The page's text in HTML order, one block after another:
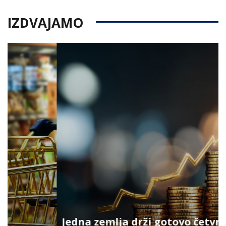
IZDVAJAMO
Jedna zemlja drži gotovo četvrtinu